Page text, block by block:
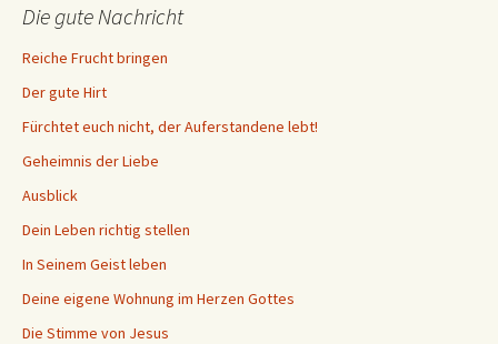
Die gute Nachricht
Reiche Frucht bringen
Der gute Hirt
Fürchtet euch nicht, der Auferstandene lebt!
Geheimnis der Liebe
Ausblick
Dein Leben richtig stellen
In Seinem Geist leben
Deine eigene Wohnung im Herzen Gottes
Die Stimme von Jesus